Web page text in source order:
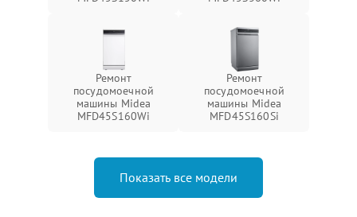
Ремонт
посудомоечной
машины Midea
MFD45S160Wi
Ремонт
посудомоечной
машины Midea
MFD45S160Si
Показать все модели